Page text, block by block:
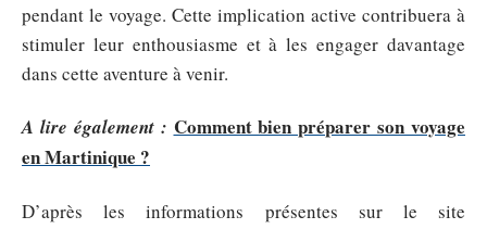
pendant le voyage. Cette implication active contribuera à
stimuler leur enthousiasme et à les engager davantage
dans cette aventure à venir.
A lire également : Comment bien préparer son voyage
en Martinique ?
D’après les informations présentes sur le site